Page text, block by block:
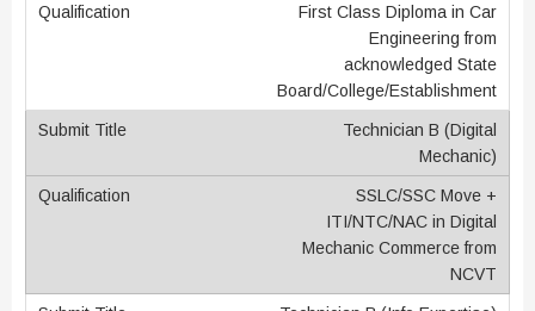
First Class Diploma in Car
Engineering from
acknowledged State
Board/College/Establishment
Technician B (Digital
Mechanic)
SSLC/SSC Move +
ITI/NTC/NAC in Digital
Mechanic Commerce from
NCVT